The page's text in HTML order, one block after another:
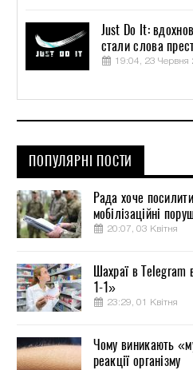
Just Do It:
стали слова
19:04, 23 Червня
ПОПУЛЯРНІ ПОСТИ
Рада хоче
мобілізаційні
20:07, 03 Квітня
Шахраї в Telegram
1-1»
23:29, 01 Квітня
Чому виникають
реакції організму